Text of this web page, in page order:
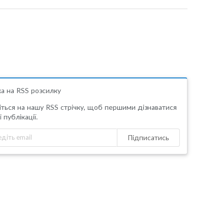
на RSS розсилку
на нашу RSS стрічку, щоб першими дізнаватися
Підписатись